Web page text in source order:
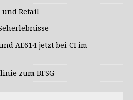
Retail
AE614 jetzt bei CI im
zum BFSG